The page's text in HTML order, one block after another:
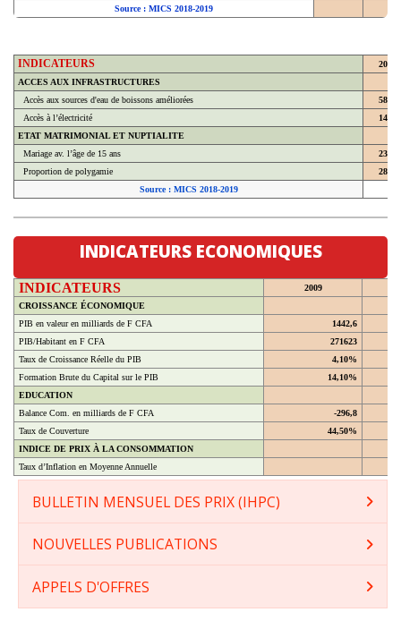
Source : MICS 2018-2019
INDICATEURS
2018
ACCES AUX INFRASTRUCTURES
Accès aux sources d'eau de boissons améliorées
Accès à l’électricité
ETAT MATRIMONIAL ET NUPTIALITE
Mariage av. l’âge de 15 ans
Proportion de polygamie
Source : MICS 2018-2019
INDICATEURS ECONOMIQUES
INDICATEURS
2009
CROISSANCE ÉCONOMIQUE
PIB en valeur en milliards de F CFA
1442,6
PIB/Habitant en F CFA
271623
Taux de Croissance Réelle du PIB
4,10%
Formation Brute du Capital sur le PIB
14,10%
EDUCATION
Balance Com. en milliards de F CFA
-296,8
Taux de Couverture
44,50%
INDICE DE PRIX À LA CONSOMMATION
Taux d’Inflation en Moyenne Annuelle
BULLETIN MENSUEL DES PRIX (IHPC)
NOUVELLES PUBLICATIONS
APPELS D'OFFRES